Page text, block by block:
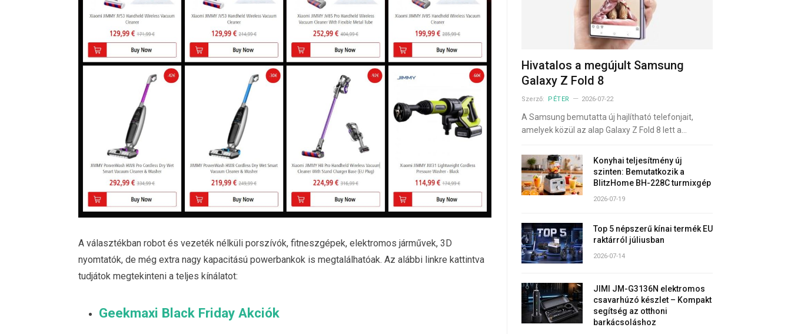
A választékban robot és vezeték nélküli porszívók, fitneszgépek, elektromos járművek, 3D
nyomtatók, de még extra nagy kapacitású powerbankok is megtalálhatóak. Az alábbi linkre kattintva
tudjátok megtekinteni a teljes kínálatot:
Geekmaxi Black Friday Akciók
Hivatalos a megújult Samsung
Galaxy Z Fold 8
Szerző: PÉTER 2026-07-22
A Samsung bemutatta új hajlítható telefonjait,
amelyek közül az alap Galaxy Z Fold 8 lett a…
Konyhai teljesítmény új
szinten: Bemutatkozik a
BlitzHome BH-228C turmixgép
2026-07-19
Top 5 népszerű kínai termék EU
raktárról júliusban
2026-07-14
JIMI JM-G3136N elektromos
csavarhúzó készlet – Kompakt
segítség az otthoni
barkácsoláshoz